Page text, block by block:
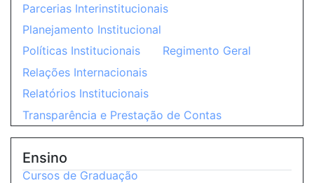
Parcerias Interinstitucionais
Planejamento Institucional
Políticas Institucionais
Regimento Geral
Relações Internacionais
Relatórios Institucionais
Transparência e Prestação de Contas
Ensino
Cursos de Graduação